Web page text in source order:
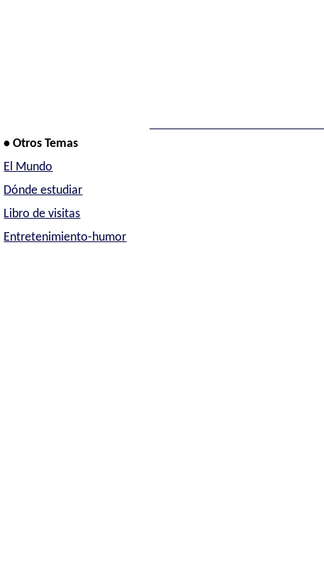
• Otros Temas
El Mundo
Dónde estudiar
Libro de visitas
Entretenimiento-humor